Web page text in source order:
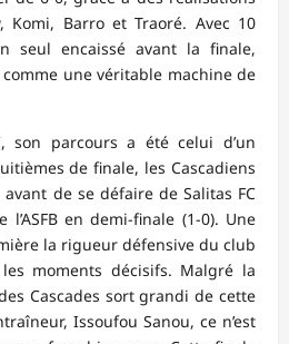
Komi, Barro et Traoré. Avec 10
seul encaissé avant la finale,
comme une véritable machine de
son parcours a été celui d’un
de finale, les Cascadiens
avant de se défaire de Salitas FC
en demi-finale (1-0). Une
la rigueur défensive du club
moments décisifs. Malgré la
Cascades sort grandi de cette
Issoufou Sanou, ce n’est